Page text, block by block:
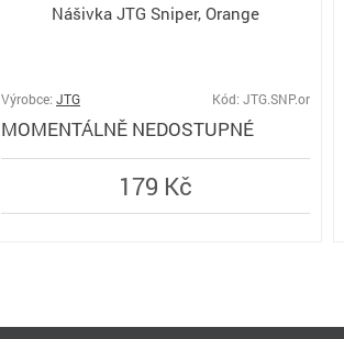
Nášivka JTG Sniper, Orange
Výrobce: JTG Kód: JTG.SNP.or
MOMENTÁLNĚ NEDOSTUPNÉ
179 Kč